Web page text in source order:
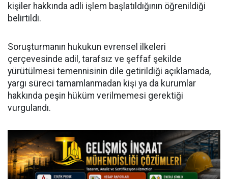
kişiler hakkında adli işlem başlatıldığının öğrenildiği
belirtildi.
Soruşturmanın hukukun evrensel ilkeleri
çerçevesinde adil, tarafsız ve şeffaf şekilde
yürütülmesi temennisinin dile getirildiği açıklamada,
yargı süreci tamamlanmadan kişi ya da kurumlar
hakkında peşin hüküm verilmemesi gerektiği
vurgulandı.